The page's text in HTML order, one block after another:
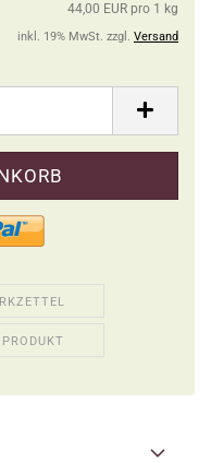
44,00 EUR pro 1 kg
inkl. 19% MwSt. zzgl. Versand